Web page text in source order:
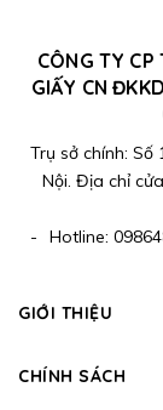
CÔNG TY CP
GIẤY CN
Trụ sở chính:
Nội. Địa chỉ
-
Hotline:
GIỚI THIỆU
CHÍNH SÁCH